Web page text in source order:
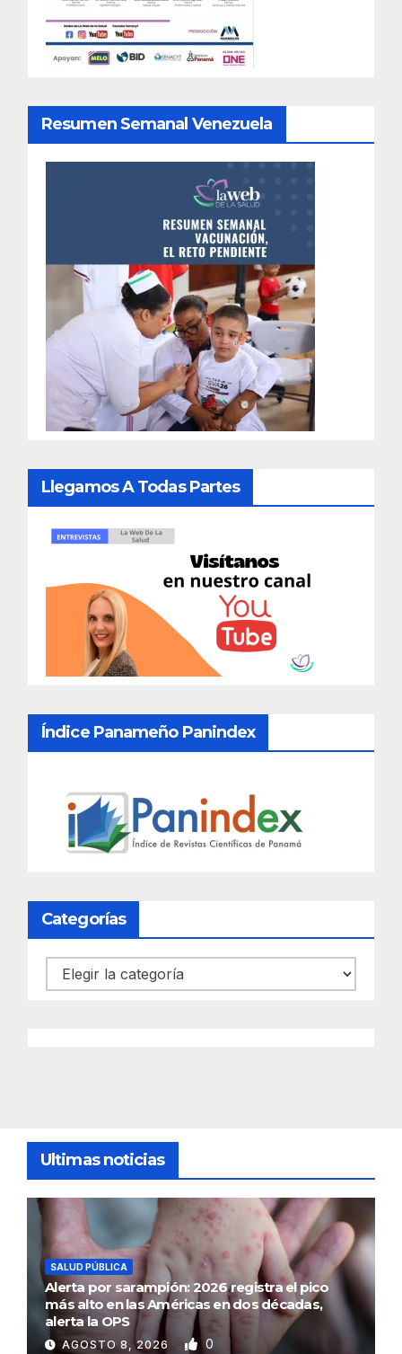
Resumen Semanal Venezuela
Llegamos A Todas Partes
Índice Panameño Panindex
Categorías
Categorías
Ultimas noticias
SALUD PÚBLICA
Alerta por sarampión: 2026 registra el pico
más alto en las Américas en dos décadas,
alerta la OPS
AGOSTO 8, 2026 0